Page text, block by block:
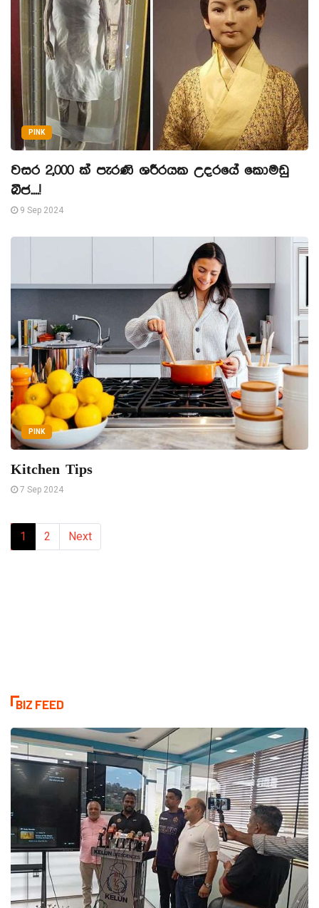
PINK
වසර 2,000 ක් පැරණි ශරීරයක උදරයේ කොමඩු
බීජ....!
9 Sep 2024
PINK
Kitchen Tips
7 Sep 2024
1 2 Next
BIZ FEED